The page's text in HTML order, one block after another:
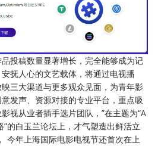
投稿数量显著增长，完全能够成为记
抚人心的文艺载体，将通过电视播
三大渠道与更多观众见面，为青年影
发声、资源对接的专业平台，重点吸
视从业者插手选片团队，”在主题为“A
的白玉兰论坛上，才气塑造出鲜活立
今年上海国际电影电视节还首次在上